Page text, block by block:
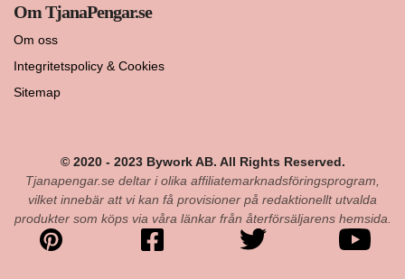
Om TjanaPengar.se
Om oss
Integritetspolicy & Cookies
Sitemap
© 2020 - 2023 Bywork AB. All Rights Reserved.
Tjanapengar.se deltar i olika affiliatemarknadsföringsprogram,
vilket innebär att vi kan få provisioner på redaktionellt utvalda
produkter som köps via våra länkar från återförsäljarens hemsida.